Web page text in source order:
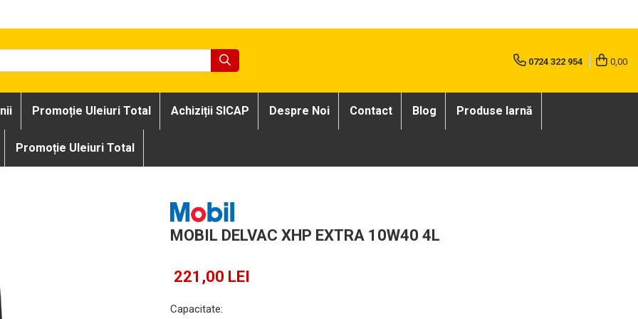
0724 322 954 0,00
Promoție Uleiuri Total Achiziții SICAP Despre Noi Contact Blog Produse Iarnă
Promoție Uleiuri Total
MOBIL DELVAC XHP EXTRA 10W40 4L
221,00 LEI
Capacitate: